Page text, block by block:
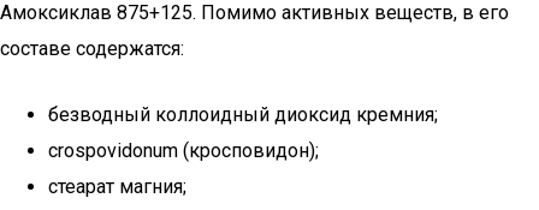
Амоксиклав 875+125. Помимо активных веществ, в его
составе содержатся:
безводный коллоидный диоксид кремния;
сrospovidonum (кросповидон);
стеарат магния;